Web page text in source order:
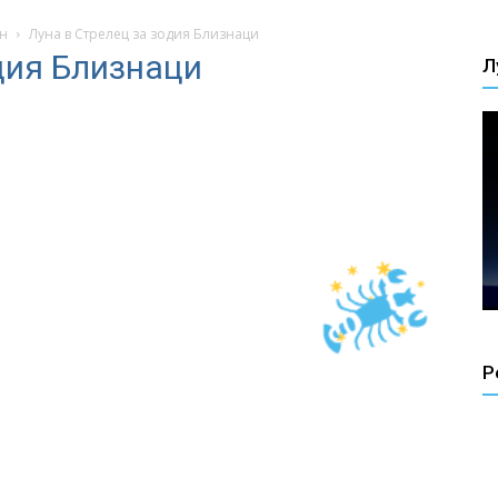
Луна в Стрелец за зодия Близнаци
Близнаци